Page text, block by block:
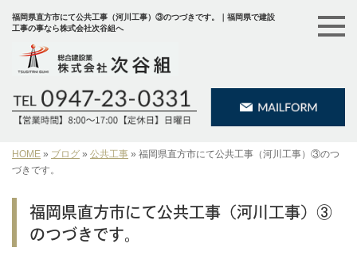
福岡県直方市にて公共工事（河川工事）③のつづきです。｜福岡県で建設
工事の事なら株式会社次谷組へ
HOME » ブログ » 公共工事 » 福岡県直方市にて公共工事（河川工事）③のつ
づきです。
福岡県直方市にて公共工事（河川工事）③
のつづきです。